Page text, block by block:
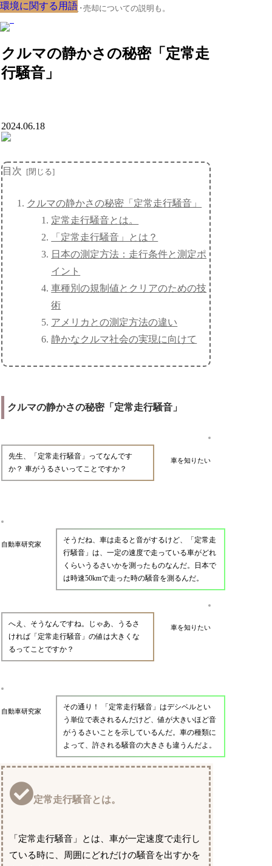
クルマの大辞典、購入･売却についての説明も。
クルマの静かさの秘密「定常走
行騒音」
環境に関する用語
2024.06.18
目次
クルマの静かさの秘密「定常走行騒音」
定常走行騒音とは。
「定常走行騒音」とは？
日本の測定方法：走行条件と測定ポ
イント
車種別の規制値とクリアのための技
術
アメリカとの測定方法の違い
静かなクルマ社会の実現に向けて
クルマの静かさの秘密「定常走行騒音」
車を知りたい
先生、「定常走行騒音」ってなんです
か？ 車がうるさいってことですか？
自動車研究家
そうだね、車は走ると音がするけど、「定常走
行騒音」は、一定の速度で走っている車がどれ
くらいうるさいかを測ったものなんだ。日本で
は時速50kmで走った時の騒音を測るんだ。
車を知りたい
へえ、そうなんですね。じゃあ、うるさ
ければ「定常走行騒音」の値は大きくな
るってことですか？
自動車研究家
その通り！ 「定常走行騒音」はデシベルとい
う単位で表されるんだけど、値が大きいほど音
がうるさいことを示しているんだ。車の種類に
よって、許される騒音の大きさも違うんだよ。
定常走行騒音とは。
「定常走行騒音」とは、車が一定速度で走行し
ている時に、周囲にどれだけの騒音を出すかを
環境に関する用語
環境に関する用語
環境に関する用語
環境に関する用語
環境に関する用語
環境に関する用語
環境に関する用語
環境に関する用語